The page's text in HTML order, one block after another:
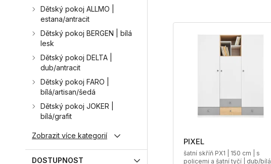
Dětský pokoj ALLMO |
estana/antracit
Dětský pokoj BERGEN | bílá
lesk
Dětský pokoj DELTA |
dub/antracit
Dětský pokoj FARO |
bílá/artisan/šedá
Dětský pokoj JOKER |
bílá/grafit
Zobrazit více kategorií
DOSTUPNOST
PIXEL
šatní skříň PX1 | 150 cm | s
policemi a šatní tyčí | dub/bílá